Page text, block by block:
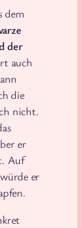
dem
der
auch
die
nicht.
er
Auf
er